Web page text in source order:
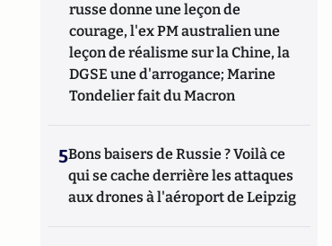
russe donne une leçon de
courage, l'ex PM australien une
leçon de réalisme sur la Chine, la
DGSE une d'arrogance; Marine
Tondelier fait du Macron
5Bons baisers de Russie ? Voilà ce
qui se cache derrière les attaques
aux drones à l'aéroport de Leipzig